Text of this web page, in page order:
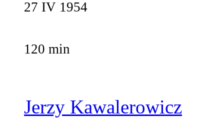
27 IV 1954
120 min
Jerzy Kawalerowicz